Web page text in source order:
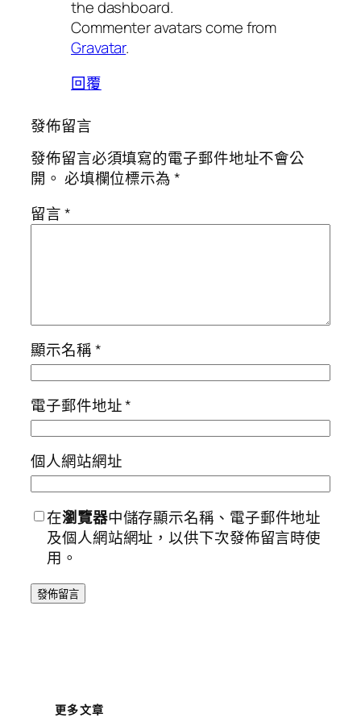
the dashboard.
Commenter avatars come from
Gravatar.
回覆
發佈留言
發佈留言必須填寫的電子郵件地址不會公
開。 必填欄位標示為*
留言*
顯示名稱*
電子郵件地址*
個人網站網址
在瀏覽器中儲存顯示名稱、電子郵件地址
及個人網站網址，以供下次發佈留言時使
用。
更多文章